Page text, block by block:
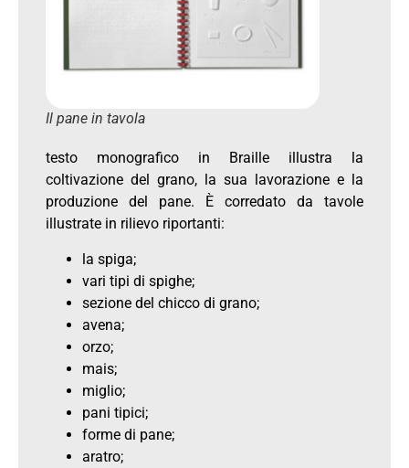
Il pane in tavola
testo monografico in Braille illustra la
coltivazione del grano, la sua lavorazione e la
produzione del pane. È corredato da tavole
illustrate in rilievo riportanti:
la spiga;
vari tipi di spighe;
sezione del chicco di grano;
avena;
orzo;
mais;
miglio;
pani tipici;
forme di pane;
aratro;